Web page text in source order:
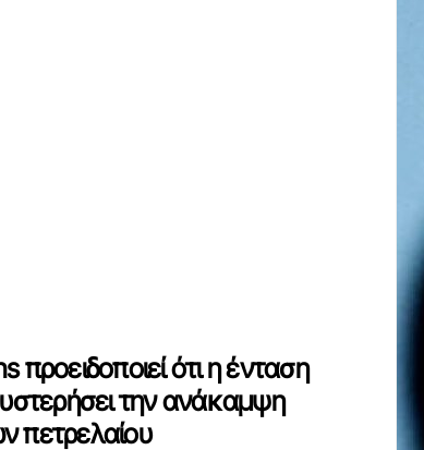
ότι η ένταση
την ανάκαμψη
πετρελαίου